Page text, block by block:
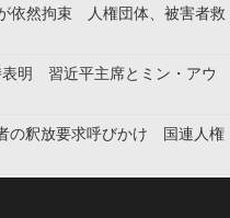
依然拘束 人権団体、被害者救
明 習近平主席とミン・アウ
の釈放要求呼びかけ 国連人権